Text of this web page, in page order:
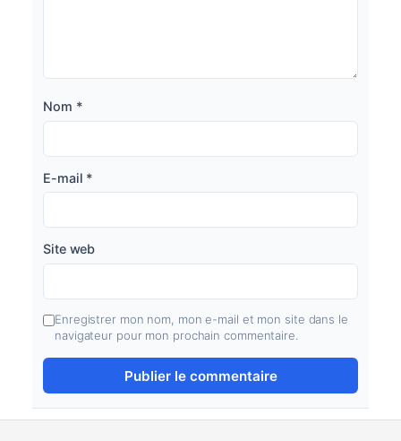
Nom *
E-mail *
Site web
Enregistrer mon nom, mon e-mail et mon site dans le
navigateur pour mon prochain commentaire.